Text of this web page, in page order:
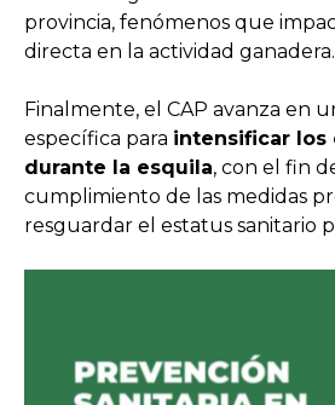
provincia, fenómenos que
directa en la actividad ganadera.
Finalmente, el CAP avanza en
específica para intensificar los
durante la esquila, con el fin
cumplimiento de las medidas
resguardar el estatus sanitario